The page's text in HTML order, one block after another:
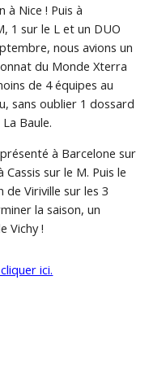
à Nice ! Puis à
1 sur le L et un DUO
nous avions un
du Monde Xterra
de 4 équipes au
sans oublier 1 dossard
Baule.
à Barcelone sur
sur le M. Puis le
Viriville sur les 3
la saison, un
Vichy !
ici.